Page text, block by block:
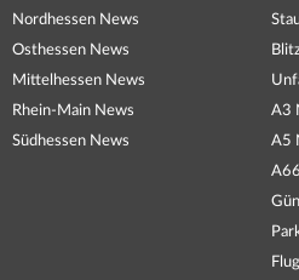
Nordhessen News
Osthessen News
Mittelhessen News
Rhein-Main News
Südhessen News
A3
A5